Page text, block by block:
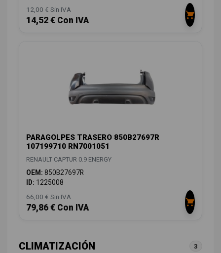
12,00 € Sin IVA
14,52 € Con IVA
PARAGOLPES TRASERO 850B27697R
107199710 RN7001051
RENAULT CAPTUR 0.9 ENERGY
OEM: 850B27697R
ID: 1225008
66,00 € Sin IVA
79,86 € Con IVA
CLIMATIZACIÓN 3